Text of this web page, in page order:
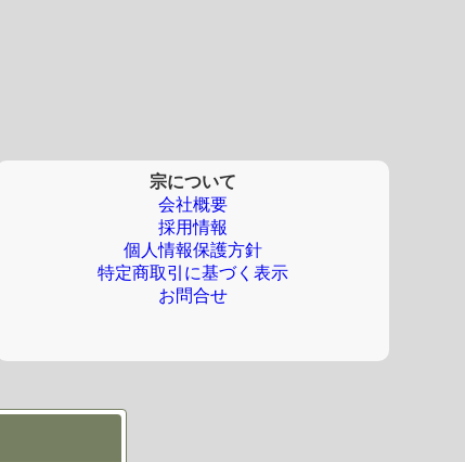
宗について
会社概要
採用情報
個人情報保護方針
特定商取引に基づく表示
お問合せ